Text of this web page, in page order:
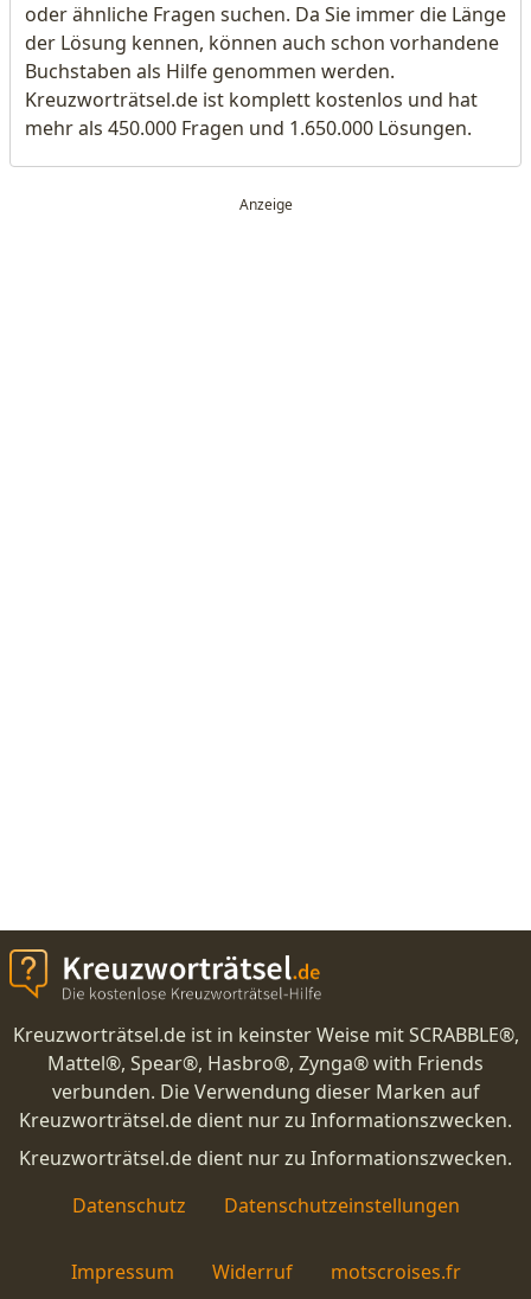
oder ähnliche Fragen suchen. Da Sie immer die Länge
der Lösung kennen, können auch schon vorhandene
Buchstaben als Hilfe genommen werden.
Kreuzworträtsel.de ist komplett kostenlos und hat
mehr als 450.000 Fragen und 1.650.000 Lösungen.
Kreuzworträtsel.de ist in keinster Weise mit SCRABBLE®,
Mattel®, Spear®, Hasbro®, Zynga® with Friends
verbunden. Die Verwendung dieser Marken auf
Kreuzworträtsel.de dient nur zu Informationszwecken.
Kreuzworträtsel.de dient nur zu Informationszwecken.
Datenschutz
Datenschutzeinstellungen
Impressum Widerruf motscroises.fr